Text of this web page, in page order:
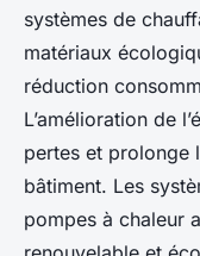
systèmes de
matériaux
réduction
L’amélioration de
pertes et prolonge
bâtiment. Les
pompes à chaleur